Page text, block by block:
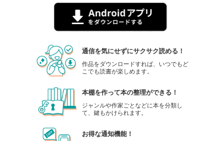
通信を気にせずにサクサク読める！
作品をダウンロードすれば、いつでもど
こでも読書が楽しめます。
本棚を作って本の整理ができる！
ジャンルや作家ごとなどに本を分類し
て、鍵もかけられます。
お得な通知機能！